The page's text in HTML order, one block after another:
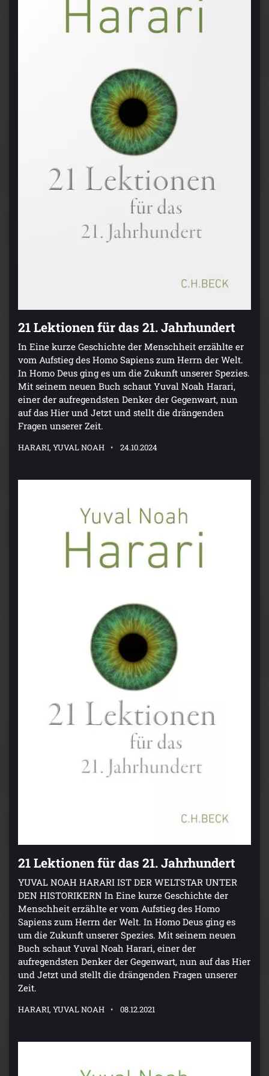
21 Lektionen für das 21. Jahrhundert
In Eine kurze Geschichte der Menschheit erzählte er
vom Aufstieg des Homo Sapiens zum Herrn der Welt.
In Homo Deus ging es um die Zukunft unserer Spezies.
Mit seinem neuen Buch schaut Yuval Noah Harari,
einer der aufregendsten Denker der Gegenwart, nun
auf das Hier und Jetzt und stellt die drängenden
Fragen unserer Zeit.
HARARI, YUVAL NOAH 24.10.2024
21 Lektionen für das 21. Jahrhundert
YUVAL NOAH HARARI IST DER WELTSTAR UNTER
DEN HISTORIKERN In Eine kurze Geschichte der
Menschheit erzählte er vom Aufstieg des Homo
Sapiens zum Herrn der Welt. In Homo Deus ging es
um die Zukunft unserer Spezies. Mit seinem neuen
Buch schaut Yuval Noah Harari, einer der
aufregendsten Denker der Gegenwart, nun auf das Hier
und Jetzt und stellt die drängenden Fragen unserer
Zeit.
HARARI, YUVAL NOAH 08.12.2021